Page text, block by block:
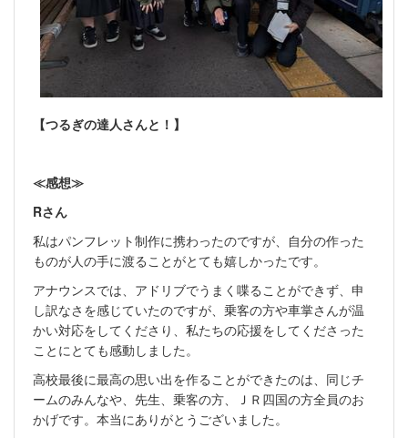
【つるぎの達人さんと！】
≪感想≫
Rさん
私はパンフレット制作に携わったのですが、自分の作った
ものが人の手に渡ることがとても嬉しかったです。
アナウンスでは、アドリブでうまく喋ることができず、申
し訳なさを感じていたのですが、乗客の方や車掌さんが温
かい対応をしてくださり、私たちの応援をしてくださった
ことにとても感動しました。
高校最後に最高の思い出を作ることができたのは、同じチ
ームのみんなや、先生、乗客の方、ＪＲ四国の方全員のお
かげです。本当にありがとうございました。